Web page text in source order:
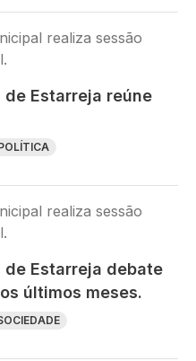
Estarreja reúne
Estarreja debate
últimos meses.